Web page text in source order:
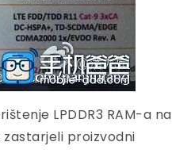
LPDDR3 RAM-a na
zastarjeli proizvodni